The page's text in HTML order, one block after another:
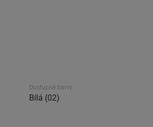
Dostupné barvy
Bílá (02)